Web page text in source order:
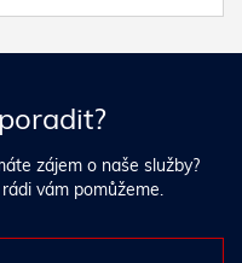
zájem o naše služby?
vám pomůžeme.